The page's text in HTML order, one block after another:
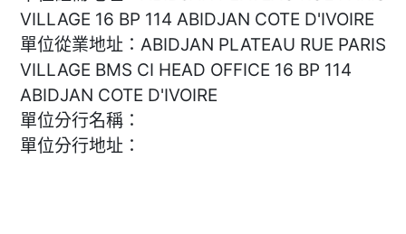
VILLAGE 16 BP 114 ABIDJAN COTE D'IVOIRE
單位從業地址：ABIDJAN PLATEAU RUE PARIS
VILLAGE BMS CI HEAD OFFICE 16 BP 114
ABIDJAN COTE D'IVOIRE
單位分行名稱：
單位分行地址：